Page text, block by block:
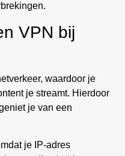
VPN bij
waardoor je
je streamt. Hierdoor
je van een
je IP-adres